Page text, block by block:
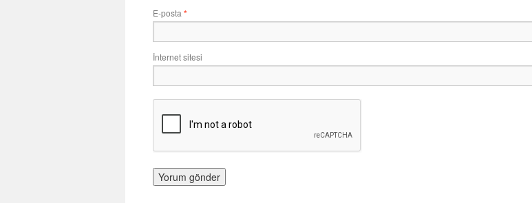
E-posta *
İnternet sitesi